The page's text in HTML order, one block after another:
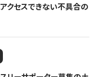
クセスできない不具合の